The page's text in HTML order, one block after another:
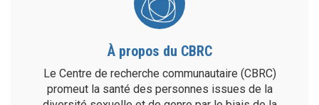
À propos du CBRC
Le Centre de recherche communautaire (CBRC)
promeut la santé des personnes issues de la